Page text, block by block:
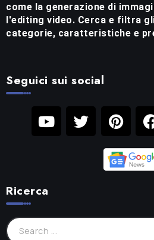
come la generazione di
l'editing video. Cerca e filtra
categorie, caratteristiche e
Seguici sui social
Ricerca